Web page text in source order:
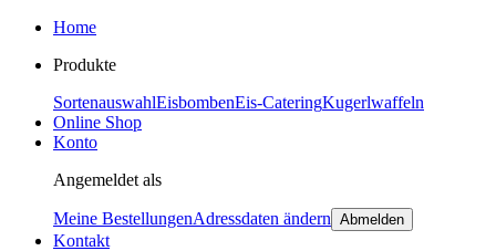
Home
Produkte
SortenauswahlEisbombenEis-CateringKugerlwaffeln
Online Shop
Konto
Angemeldet als
Meine BestellungenAdressdaten ändern Abmelden
Kontakt